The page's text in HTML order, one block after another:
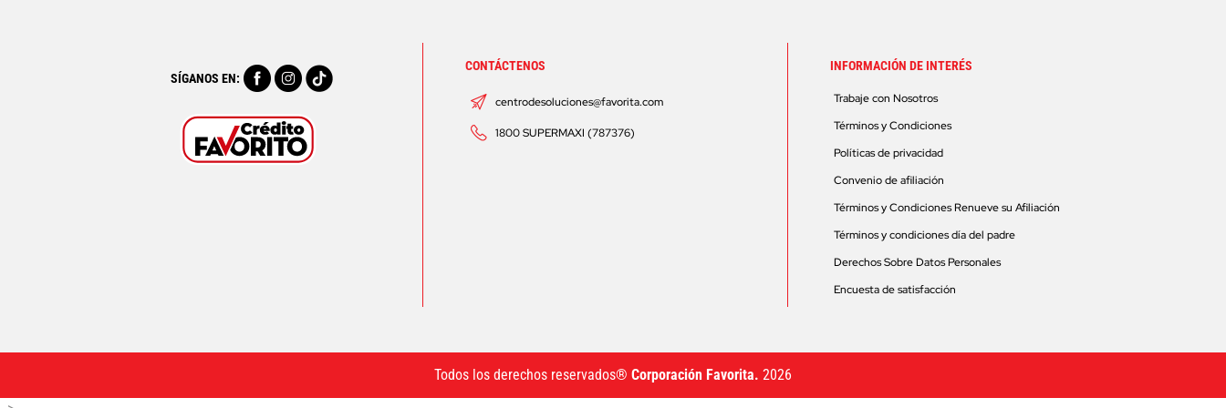
SÍGANOS EN:
CONTÁCTENOS
centrodesoluciones@favorita.com
1800 SUPERMAXI (787376)
INFORMACIÓN DE INTERÉS
Trabaje con Nosotros
Términos y Condiciones
Políticas de privacidad
Convenio de afiliación
Términos y Condiciones Renueve su Afiliación
Términos y condiciones día del padre
Derechos Sobre Datos Personales
Encuesta de satisfacción
Todos los derechos reservados® Corporación Favorita. 2026